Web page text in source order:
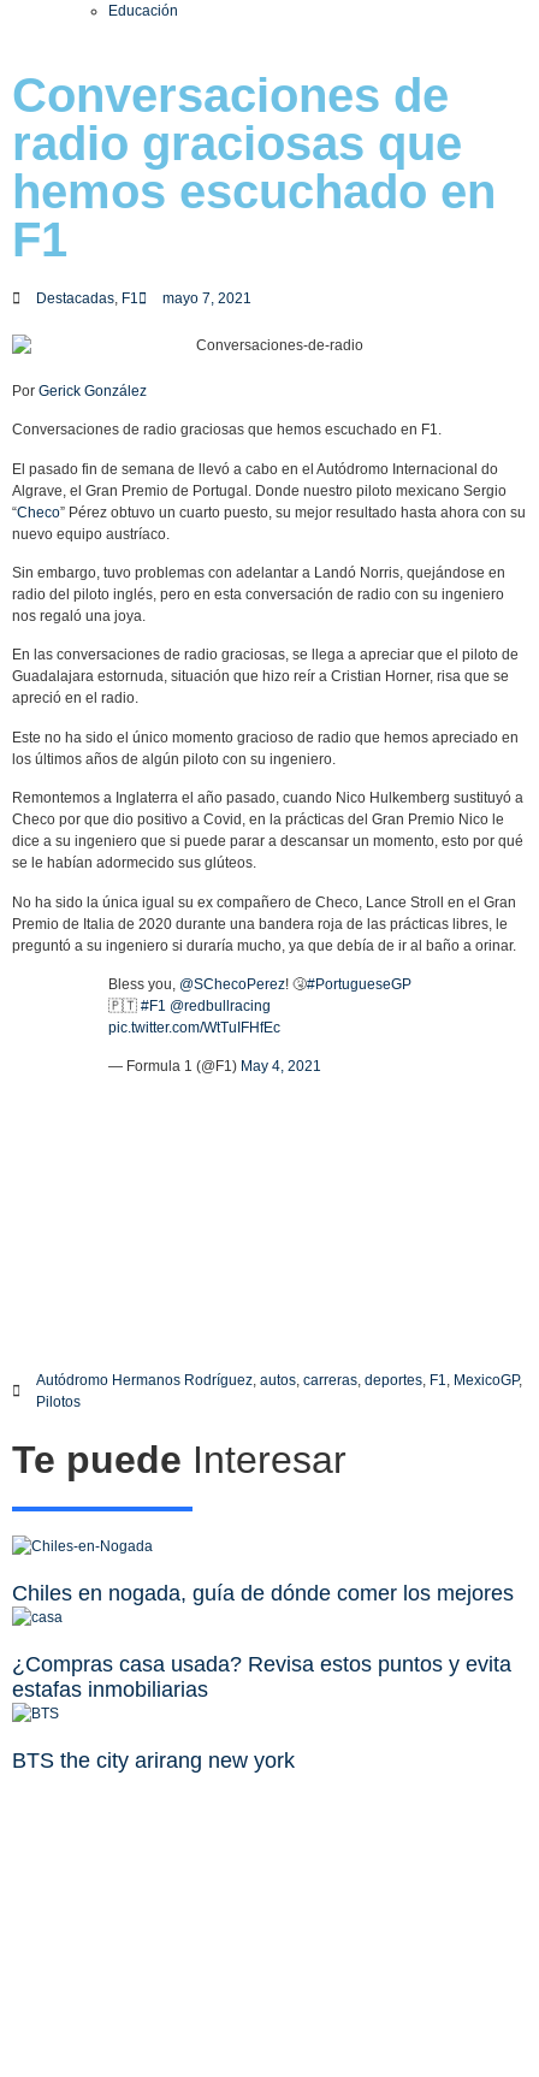
Educación
Conversaciones de
radio graciosas que
hemos escuchado en
F1
Destacadas, F1 mayo 7, 2021
Por Gerick González
Conversaciones de radio graciosas que hemos escuchado en F1.
El pasado fin de semana de llevó a cabo en el Autódromo Internacional do
Algrave, el Gran Premio de Portugal. Donde nuestro piloto mexicano Sergio
“Checo” Pérez obtuvo un cuarto puesto, su mejor resultado hasta ahora con su
nuevo equipo austríaco.
Sin embargo, tuvo problemas con adelantar a Landó Norris, quejándose en
radio del piloto inglés, pero en esta conversación de radio con su ingeniero
nos regaló una joya.
En las conversaciones de radio graciosas, se llega a apreciar que el piloto de
Guadalajara estornuda, situación que hizo reír a Cristian Horner, risa que se
apreció en el radio.
Este no ha sido el único momento gracioso de radio que hemos apreciado en
los últimos años de algún piloto con su ingeniero.
Remontemos a Inglaterra el año pasado, cuando Nico Hulkemberg sustituyó a
Checo por que dio positivo a Covid, en la prácticas del Gran Premio Nico le
dice a su ingeniero que si puede parar a descansar un momento, esto por qué
se le habían adormecido sus glúteos.
No ha sido la única igual su ex compañero de Checo, Lance Stroll en el Gran
Premio de Italia de 2020 durante una bandera roja de las prácticas libres, le
preguntó a su ingeniero si duraría mucho, ya que debía de ir al baño a orinar.
Bless you, @SChecoPerez! 🤧#PortugueseGP
🇵🇹 #F1 @redbullracing
pic.twitter.com/WtTuIFHfEc
— Formula 1 (@F1) May 4, 2021
Autódromo Hermanos Rodríguez, autos, carreras, deportes, F1, MexicoGP,
Pilotos
Te puede Interesar
Chiles en nogada, guía de dónde comer los mejores
¿Compras casa usada? Revisa estos puntos y evita
estafas inmobiliarias
BTS the city arirang new york